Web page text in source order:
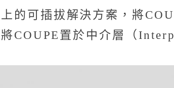
的可插拔解決方案，將
COUPE置於中介層（